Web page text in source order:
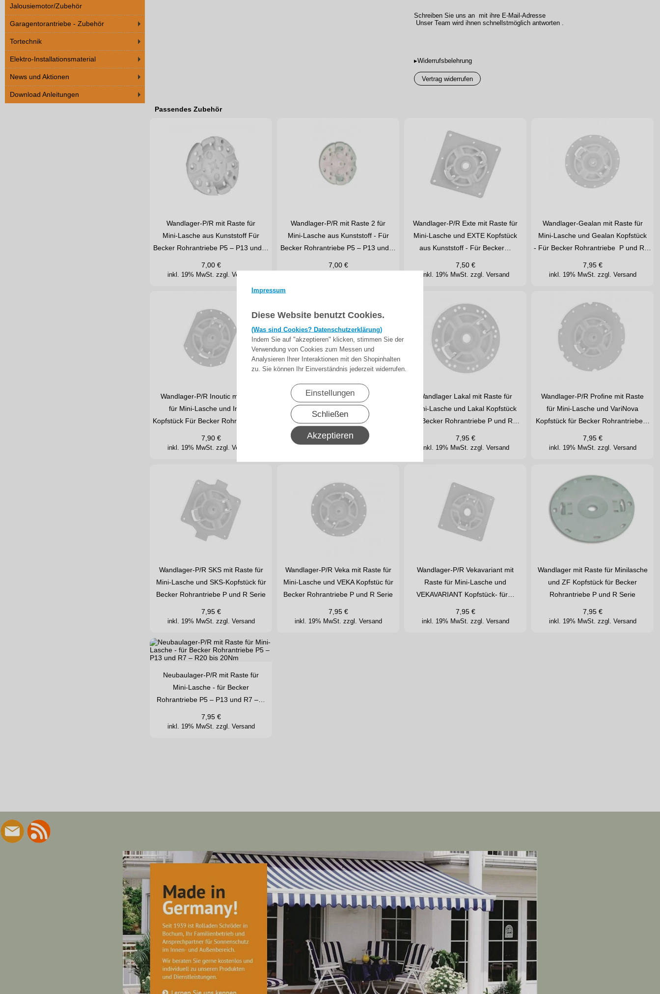
Impressum
Diese Website benutzt Cookies.
(Was sind Cookies? Datenschutzerklärung)
Indem Sie auf "akzeptieren" klicken, stimmen Sie der
Verwendung von Cookies zum Messen und
Analysieren Ihrer Interaktionen mit den Shopinhalten
zu. Sie können Ihr Einverständnis jederzeit widerrufen.
Einstellungen
Schließen
Akzeptieren
Jalousiemotor/Zubehör
Garagentorantriebe - Zubehör
Tortechnik
Elektro-Installationsmaterial
News und Aktionen
Download Anleitungen
Schreiben Sie uns an mit ihre E-Mail-Adresse
Unser Team wird ihnen schnellstmöglich antworten .
▸Widerrufsbelehrung
Vertrag widerrufen
Passendes Zubehör
Wandlager-P/R mit Raste für
Mini-Lasche aus Kunststoff Für
Becker Rohrantriebe P5 – P13 und…
inkl. 19% MwSt. zzgl. Versand
7,00€
Wandlager-P/R mit Raste 2 für
Mini-Lasche aus Kunststoff - Für
Becker Rohrantriebe P5 – P13 und…
7,00€
Wandlager-P/R Exte mit Raste für
Mini-Lasche und EXTE Kopfstück
aus Kunststoff - Für Becker…
inkl. 19% MwSt. zzgl. Versand
7,50€
Wandlager-Gealan mit Raste für
Mini-Lasche und Gealan Kopfstück
- Für Becker Rohrantriebe P und R…
inkl. 19% MwSt. zzgl. Versand
7,95€
Wandlager-P/R Inoutic mit Raste
für Mini-Lasche und Inoutic
Kopfstück Für Becker Rohrantriebe…
inkl. 19% MwSt. zzgl. Versand
7,90€
Wandlager-P/R Kömmerling mit
Raste für Mini-Lasche und
Kömmerling Kopfstück - für Becker…
7,90€
Wandlager Lakal mit Raste für
Mini-Lasche und Lakal Kopfstück
für Becker Rohrantriebe P und R…
inkl. 19% MwSt. zzgl. Versand
7,95€
Wandlager-P/R Profine mit Raste
für Mini-Lasche und VariNova
Kopfstück für Becker Rohrantriebe…
inkl. 19% MwSt. zzgl. Versand
7,95€
Wandlager-P/R SKS mit Raste für
Mini-Lasche und SKS-Kopfstück für
Becker Rohrantriebe P und R Serie
inkl. 19% MwSt. zzgl. Versand
7,95€
Wandlager-P/R Veka mit Raste für
Mini-Lasche und VEKA Kopfstüc für
Becker Rohrantriebe P und R Serie
inkl. 19% MwSt. zzgl. Versand
7,95€
Wandlager-P/R Vekavariant mit
Raste für Mini-Lasche und
VEKAVARIANT Kopfstück- für…
inkl. 19% MwSt. zzgl. Versand
7,95€
Wandlager mit Raste für Minilasche
und ZF Kopfstück für Becker
Rohrantriebe P und R Serie
inkl. 19% MwSt. zzgl. Versand
7,95€
Neubaulager-P/R mit Raste für
Mini-Lasche - für Becker
Rohrantriebe P5 – P13 und R7 –…
inkl. 19% MwSt. zzgl. Versand
7,95€